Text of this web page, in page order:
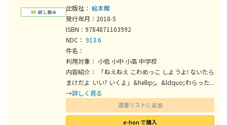
出版社： 絵本館
発行年月：2018-5
ISBN：9784871103992
NDC： 913.6
件名：
利用対象： 小低 小中 小高 中学校
内容紹介： 「ねえねえ こわめっこ しようよ! ないたら
まけだよ いい? いくよ」&hellip;。&ldquo;わらった...
→詳しく見る
選書リストに追加
e-hon で購入